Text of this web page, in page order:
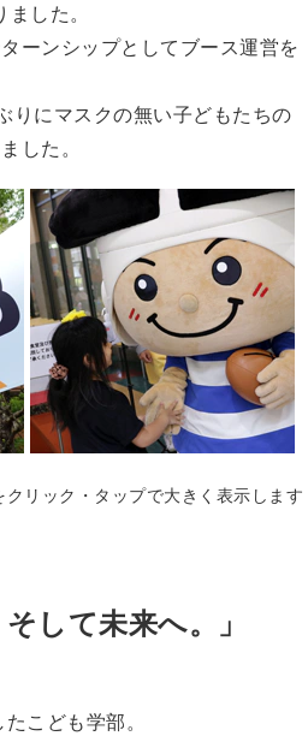
した。
ーンシップとしてブース運営を
りにマスクの無い子どもたちの
した。
クリック・タップで大きく表示します
して未来へ。」
こども学部。